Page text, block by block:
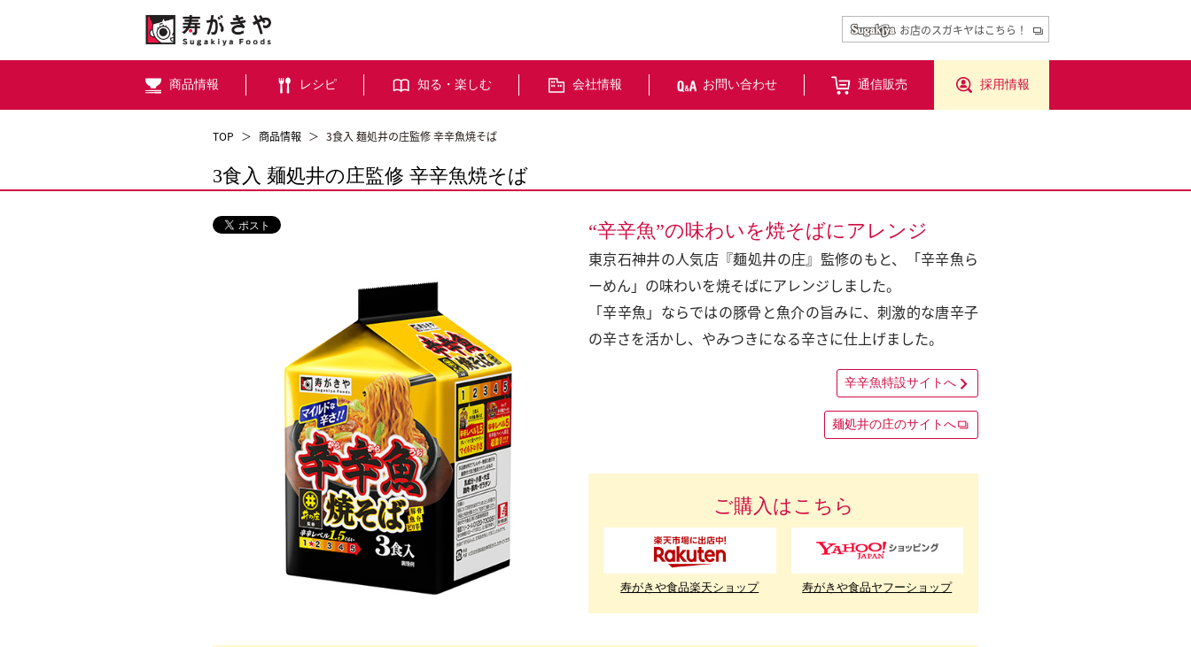
お店のスガキヤはこちら！
商品情報 レシピ 知る・楽しむ 会社情報 お問い合わせ 通信販売 採用情報
TOP ＞ 商品情報 ＞ 3食入 麺処井の庄監修 辛辛魚焼そば
3食入 麺処井の庄監修 辛辛魚焼そば
“辛辛魚”の味わいを焼そばにアレンジ
東京石神井の人気店『麺処井の庄』監修のもと、「辛辛魚ら
ーめん」の味わいを焼そばにアレンジしました。
「辛辛魚」ならではの豚骨と魚介の旨みに、刺激的な唐辛子
の辛さを活かし、やみつきになる辛さに仕上げました。
辛辛魚特設サイトへ
麺処井の庄のサイトへ
ご購入はこちら
寿がきや食品楽天ショップ 寿がきや食品ヤフーショップ